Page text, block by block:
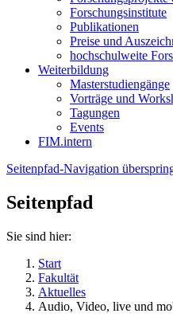
Forschungsinstitute
Publikationen
Preise und
hochschulweite
Weiterbildung
Masterstudiengänge
Vorträge und
Tagungen
Events
FIM.intern
Seitenpfad-Navigation
Seitenpfad
Sie sind hier:
Start
Fakultät
Aktuelles
Audio, Video, live und